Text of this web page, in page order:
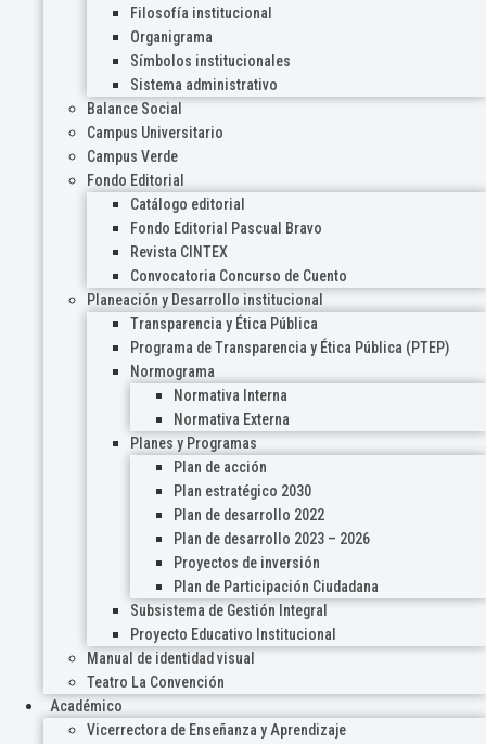
Filosofía institucional
Organigrama
Símbolos institucionales
Sistema administrativo
Balance Social
Campus Universitario
Campus Verde
Fondo Editorial
Catálogo editorial
Fondo Editorial Pascual Bravo
Revista CINTEX
Convocatoria Concurso de Cuento
Planeación y Desarrollo institucional
Transparencia y Ética Pública
Programa de Transparencia y Ética Pública (PTEP)
Normograma
Normativa Interna
Normativa Externa
Planes y Programas
Plan de acción
Plan estratégico 2030
Plan de desarrollo 2022
Plan de desarrollo 2023 – 2026
Proyectos de inversión
Plan de Participación Ciudadana
Subsistema de Gestión Integral
Proyecto Educativo Institucional
Manual de identidad visual
Teatro La Convención
Académico
Vicerrectora de Enseñanza y Aprendizaje